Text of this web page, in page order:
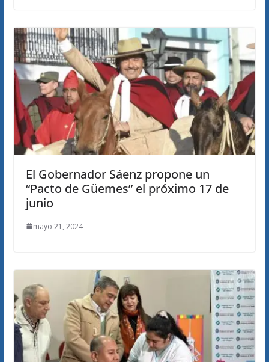
El Gobernador Sáenz propone un
“Pacto de Güemes” el próximo 17 de
junio
mayo 21, 2024